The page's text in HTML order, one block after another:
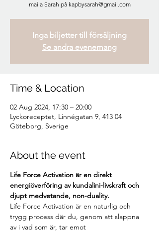
maila Sarah på kapbysarah@gmail.com
Inga biljetter till försäljning
Se andra evenemang
Time & Location
02 Aug 2024, 17:30 – 20:00
Lyckoreceptet, Linnégatan 9, 413 04
Göteborg, Sverige
About the event
Life Force Activation är en direkt
energiöverföring av kundalini-livskraft och
djupt medvetande, non-duality.
Life Force Activation är en naturlig och
trygg process där du, genom att slappna
av i vad som är, tar emot